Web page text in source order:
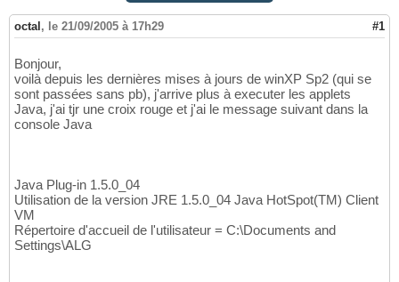
octal , le 21/09/2005 à 17h29 #1
Bonjour,
voilà depuis les dernières mises à jours de winXP Sp2 (qui se
sont passées sans pb), j'arrive plus à executer les applets
Java, j'ai tjr une croix rouge et j'ai le message suivant dans la
console Java
Java Plug-in 1.5.0_04
Utilisation de la version JRE 1.5.0_04 Java HotSpot(TM) Client
VM
Répertoire d'accueil de l'utilisateur = C:\Documents and
Settings\ALG